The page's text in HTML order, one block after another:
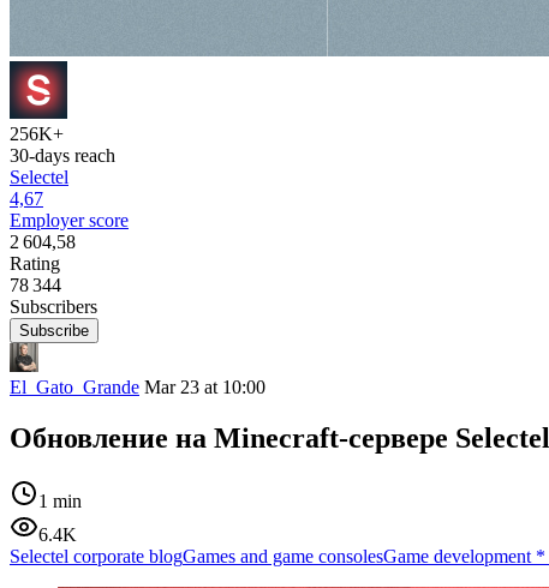
256K+
30-days reach
Selectel
4,67
Employer score
2 604,58
Rating
78 344
Subscribers
Subscribe
El_Gato_Grande Mar 23 at 10:00
Обновление на Minecraft-сервере Selectel
1 min
6.4K
Selectel corporate blogGames and game consolesGame development *